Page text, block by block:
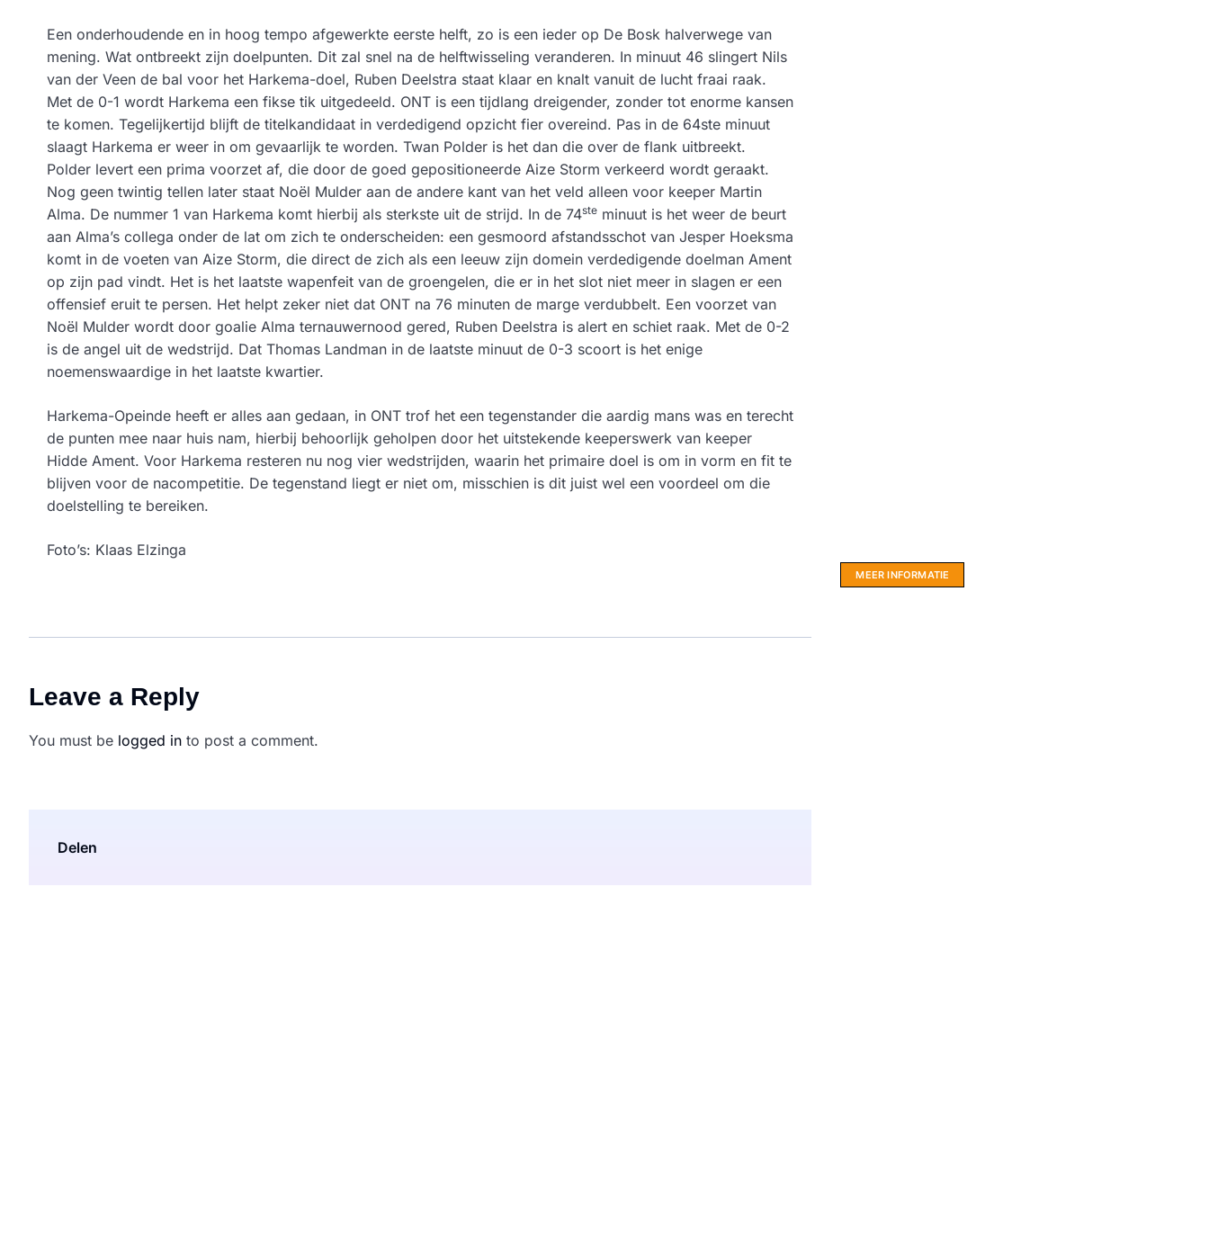
Een onderhoudende en in hoog tempo afgewerkte eerste helft, zo is een ieder op De Bosk halverwege van
mening. Wat ontbreekt zijn doelpunten. Dit zal snel na de helftwisseling veranderen. In minuut 46 slingert Nils
van der Veen de bal voor het Harkema-doel, Ruben Deelstra staat klaar en knalt vanuit de lucht fraai raak.
Met de 0-1 wordt Harkema een fikse tik uitgedeeld. ONT is een tijdlang dreigender, zonder tot enorme kansen
te komen. Tegelijkertijd blijft de titelkandidaat in verdedigend opzicht fier overeind. Pas in de 64ste minuut
slaagt Harkema er weer in om gevaarlijk te worden. Twan Polder is het dan die over de flank uitbreekt.
Polder levert een prima voorzet af, die door de goed gepositioneerde Aize Storm verkeerd wordt geraakt.
Nog geen twintig tellen later staat Noël Mulder aan de andere kant van het veld alleen voor keeper Martin
Alma. De nummer 1 van Harkema komt hierbij als sterkste uit de strijd. In de 74ste minuut is het weer de beurt
aan Alma’s collega onder de lat om zich te onderscheiden: een gesmoord afstandsschot van Jesper Hoeksma
komt in de voeten van Aize Storm, die direct de zich als een leeuw zijn domein verdedigende doelman Ament
op zijn pad vindt. Het is het laatste wapenfeit van de groengelen, die er in het slot niet meer in slagen er een
offensief eruit te persen. Het helpt zeker niet dat ONT na 76 minuten de marge verdubbelt. Een voorzet van
Noël Mulder wordt door goalie Alma ternauwernood gered, Ruben Deelstra is alert en schiet raak. Met de 0-2
is de angel uit de wedstrijd. Dat Thomas Landman in de laatste minuut de 0-3 scoort is het enige
noemenswaardige in het laatste kwartier.
Harkema-Opeinde heeft er alles aan gedaan, in ONT trof het een tegenstander die aardig mans was en terecht
de punten mee naar huis nam, hierbij behoorlijk geholpen door het uitstekende keeperswerk van keeper
Hidde Ament. Voor Harkema resteren nu nog vier wedstrijden, waarin het primaire doel is om in vorm en fit te
blijven voor de nacompetitie. De tegenstand liegt er niet om, misschien is dit juist wel een voordeel om die
doelstelling te bereiken.
Foto’s: Klaas Elzinga
Leave a Reply
You must be logged in to post a comment.
Delen
MEER INFORMATIE